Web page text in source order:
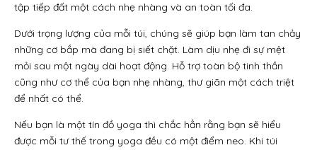
tập tiếp đất một cách nhẹ nhàng và an toàn tối đa.
Dưới trọng lượng của mỗi túi, chúng sẽ giúp bạn làm tan chảy
những cơ bắp mà đang bị siết chặt. Làm dịu nhẹ đi sự mệt
mỏi sau một ngày dài hoạt động. Hỗ trợ toàn bộ tinh thần
cũng như cơ thể của bạn nhẹ nhàng, thư giãn một cách triệt
để nhất có thể.
Nếu bạn là một tín đồ yoga thì chắc hẳn rằng bạn sẽ hiểu
được mỗi tư thế trong yoga đều có một điểm neo. Khi túi